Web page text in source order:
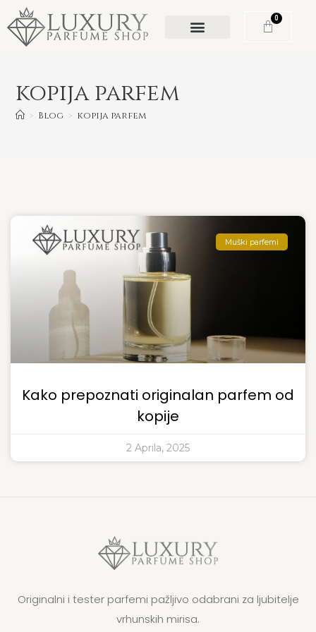
0
kopija parfem
> Blog > kopija parfem
Muški parfemi
Kako prepoznati originalan parfem od
kopije
2 Aprila, 2025
Originalni i tester parfemi pažljivo odabrani za ljubitelje
vrhunskih mirisa.